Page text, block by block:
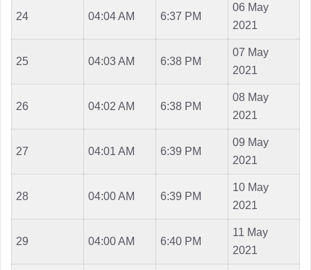
24 04:04 AM 6:37 PM
06 May
2021
25 04:03 AM 6:38 PM
07 May
2021
26 04:02 AM 6:38 PM
08 May
2021
27 04:01 AM 6:39 PM
09 May
2021
28 04:00 AM 6:39 PM
10 May
2021
29 04:00 AM 6:40 PM
11 May
2021